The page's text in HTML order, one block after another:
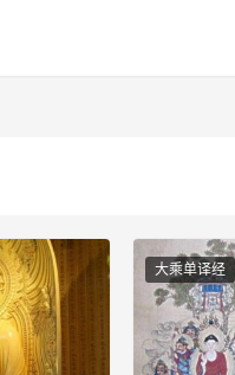
大乘单译经